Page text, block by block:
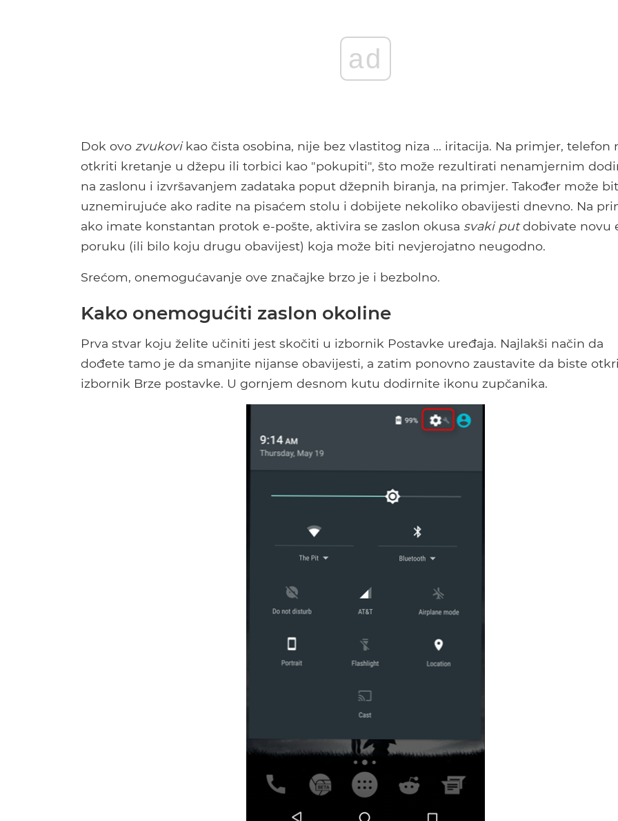
ad
Dok ovo zvukovikao čista osobina, nije bez vlastitog niza ... iritacija. Na primjer, telefon
otkriti kretanje u džepu ili torbici kao "pokupiti", što može rezultirati nenamjernim
na zaslonu i izvršavanjem zadataka poput džepnih biranja, na primjer. Također može
uznemirujuće ako radite na pisaćem stolu i dobijete nekoliko obavijesti dnevno. Na
ako imate konstantan protok e-pošte, aktivira se zaslon okusa svaki putdobivate novu
poruku (ili bilo koju drugu obavijest) koja može biti nevjerojatno neugodno.
Srećom, onemogućavanje ove značajke brzo je i bezbolno.
Kako onemogućiti zaslon okoline
Prva stvar koju želite učiniti jest skočiti u izbornik Postavke uređaja. Najlakši način da
dođete tamo je da smanjite nijanse obavijesti, a zatim ponovno zaustavite da biste
izbornik Brze postavke. U gornjem desnom kutu dodirnite ikonu zupčanika.